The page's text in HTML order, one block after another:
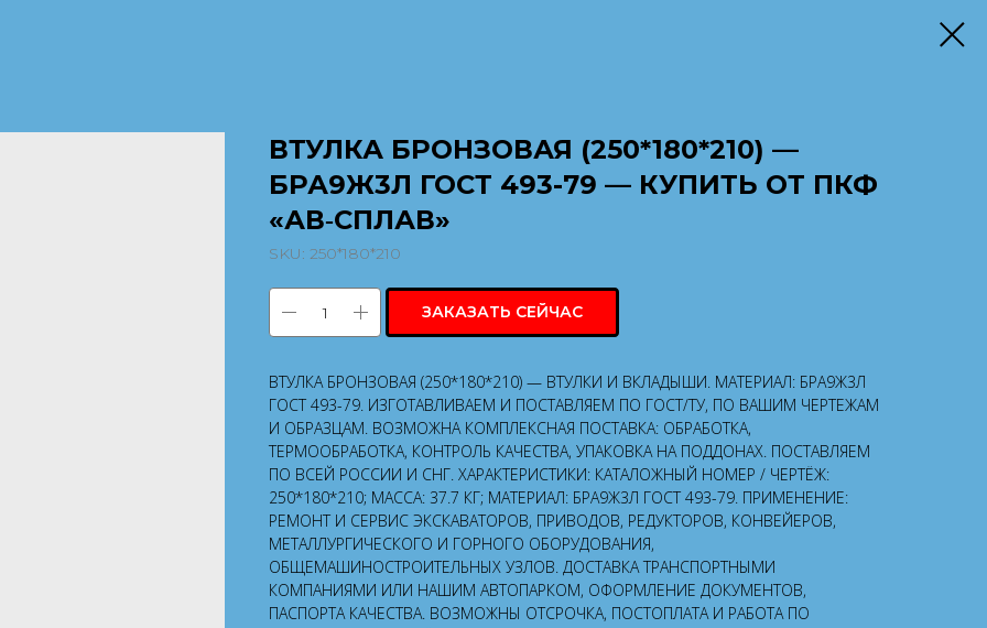
ВТУЛКА БРОНЗОВАЯ (250*180*210) —
БРА9Ж3Л ГОСТ 493-79 — КУПИТЬ ОТ ПКФ
«АВ‑СПЛАВ»
SKU: 250*180*210
ЗАКАЗАТЬ СЕЙЧАС
ВТУЛКА БРОНЗОВАЯ (250*180*210) — ВТУЛКИ И ВКЛАДЫШИ. МАТЕРИАЛ: БРА9Ж3Л
ГОСТ 493-79. ИЗГОТАВЛИВАЕМ И ПОСТАВЛЯЕМ ПО ГОСТ/ТУ, ПО ВАШИМ ЧЕРТЕЖАМ
И ОБРАЗЦАМ. ВОЗМОЖНА КОМПЛЕКСНАЯ ПОСТАВКА: ОБРАБОТКА,
ТЕРМООБРАБОТКА, КОНТРОЛЬ КАЧЕСТВА, УПАКОВКА НА ПОДДОНАХ. ПОСТАВЛЯЕМ
ПО ВСЕЙ РОССИИ И СНГ. ХАРАКТЕРИСТИКИ: КАТАЛОЖНЫЙ НОМЕР / ЧЕРТЁЖ:
250*180*210; МАССА: 37.7 КГ; МАТЕРИАЛ: БРА9Ж3Л ГОСТ 493-79. ПРИМЕНЕНИЕ:
РЕМОНТ И СЕРВИС ЭКСКАВАТОРОВ, ПРИВОДОВ, РЕДУКТОРОВ, КОНВЕЙЕРОВ,
МЕТАЛЛУРГИЧЕСКОГО И ГОРНОГО ОБОРУДОВАНИЯ,
ОБЩЕМАШИНОСТРОИТЕЛЬНЫХ УЗЛОВ. ДОСТАВКА ТРАНСПОРТНЫМИ
КОМПАНИЯМИ ИЛИ НАШИМ АВТОПАРКОМ, ОФОРМЛЕНИЕ ДОКУМЕНТОВ,
ПАСПОРТА КАЧЕСТВА. ВОЗМОЖНЫ ОТСРОЧКА, ПОСТОПЛАТА И РАБОТА ПО